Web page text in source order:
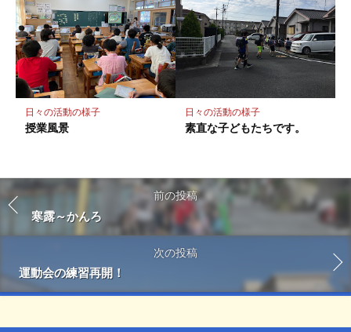
日々の活動の様子
授業風景
日々の活動の様子
素直な子どもたちです。
前の投稿
寒露～かんろ
次の投稿
運動会の練習再開！